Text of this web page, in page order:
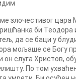
злочестивог цара
би Теодора
да се баци у
мољаше се Богу
и он слуга Христов,
По том